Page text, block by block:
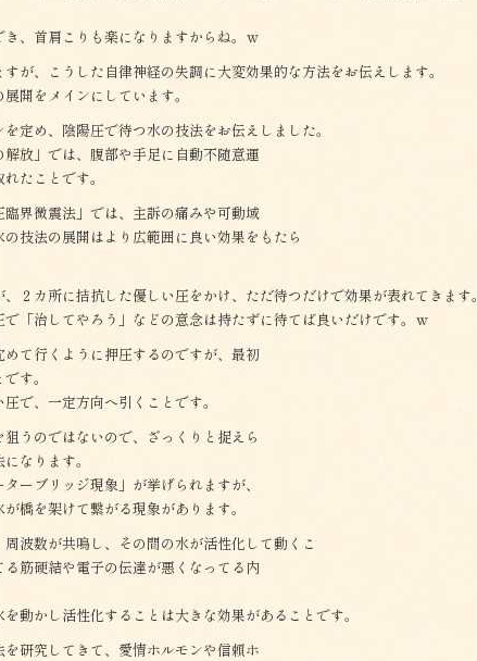
、首肩こりも楽になりますからね。ｗ
が、こうした自律神経の失調に大変効果的な方法をお伝えします。
開をメインにしています。
定め、陰陽圧で待つ水の技法をお伝えしました。
放」では、腹部や手足に自動不随意運
たことです。
界微震法」では、主訴の痛みや可動域
技法の展開はより広範囲に良い効果をもたら
２カ所に拮抗した優しい圧をかけ、ただ待つだけで効果が表れてきます。
「治してやろう」などの意念は持たずに待てば良いだけです。ｗ
て行くように押圧するのですが、最初
す。
で、一定方向へ引くことです。
うのではないので、ざっくりと捉えら
なります。
ーブリッジ現象」が挙げられますが、
橋を架けて繋がる現象があります。
波数が共鳴し、その間の水が活性化して動くこ
筋硬結や電子の伝達が悪くなってる内
動かし活性化することは大きな効果があることです。
研究してきて、愛情ホルモンや信頼ホ